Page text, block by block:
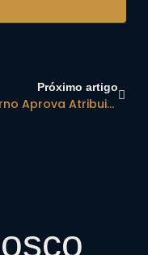
Próximo artigo
Governo Aprova Atribuição Da Eletrobras No Processo De Desestatização